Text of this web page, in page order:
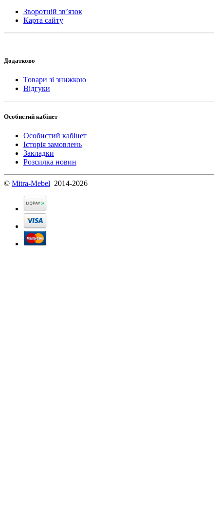
Зворотній зв’язок
Карта сайту
Додатково
Товари зі знижкою
Відгуки
Особистий кабінет
Особистий кабінет
Історія замовлень
Закладки
Розсилка новин
© Mitra-Mebel 2014-2026